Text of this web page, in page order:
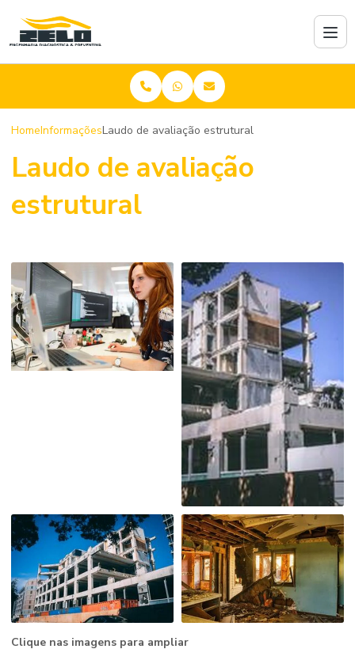
HomeInformaçõesLaudo de avaliação estrutural
Laudo de avaliação
estrutural
Clique nas imagens para ampliar